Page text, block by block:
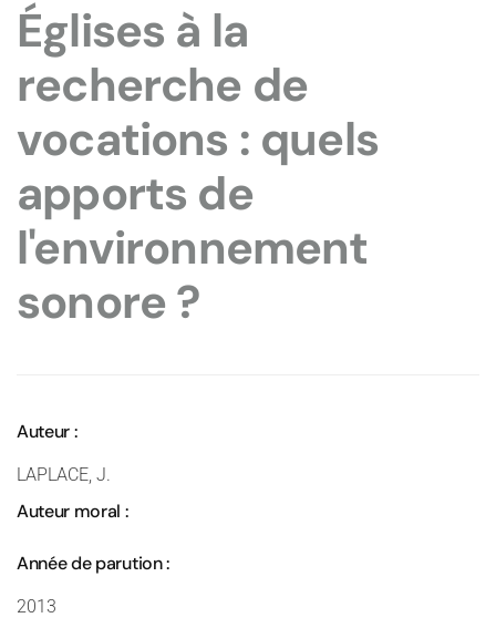
Églises à la
recherche de
vocations : quels
apports de
l'environnement
sonore ?
Auteur :
LAPLACE, J.
Auteur moral :
Année de parution :
2013